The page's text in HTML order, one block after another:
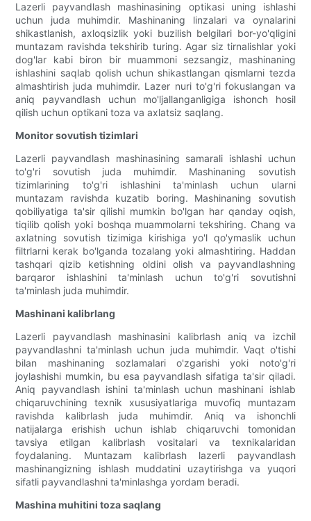
Lazerli payvandlash mashinasining optikasi uning ishlashi
uchun juda muhimdir. Mashinaning linzalari va oynalarini
shikastlanish, axloqsizlik yoki buzilish belgilari bor-yo'qligini
muntazam ravishda tekshirib turing. Agar siz tirnalishlar yoki
dog'lar kabi biron bir muammoni sezsangiz, mashinaning
ishlashini saqlab qolish uchun shikastlangan qismlarni tezda
almashtirish juda muhimdir. Lazer nuri to'g'ri fokuslangan va
aniq payvandlash uchun mo'ljallanganligiga ishonch hosil
qilish uchun optikani toza va axlatsiz saqlang.
Monitor sovutish tizimlari
Lazerli payvandlash mashinasining samarali ishlashi uchun
to'g'ri sovutish juda muhimdir. Mashinaning sovutish
tizimlarining to'g'ri ishlashini ta'minlash uchun ularni
muntazam ravishda kuzatib boring. Mashinaning sovutish
qobiliyatiga ta'sir qilishi mumkin bo'lgan har qanday oqish,
tiqilib qolish yoki boshqa muammolarni tekshiring. Chang va
axlatning sovutish tizimiga kirishiga yo'l qo'ymaslik uchun
filtrlarni kerak bo'lganda tozalang yoki almashtiring. Haddan
tashqari qizib ketishning oldini olish va payvandlashning
barqaror ishlashini ta'minlash uchun to'g'ri sovutishni
ta'minlash juda muhimdir.
Mashinani kalibrlang
Lazerli payvandlash mashinasini kalibrlash aniq va izchil
payvandlashni ta'minlash uchun juda muhimdir. Vaqt o'tishi
bilan mashinaning sozlamalari o'zgarishi yoki noto'g'ri
joylashishi mumkin, bu esa payvandlash sifatiga ta'sir qiladi.
Aniq payvandlash ishini ta'minlash uchun mashinani ishlab
chiqaruvchining texnik xususiyatlariga muvofiq muntazam
ravishda kalibrlash juda muhimdir. Aniq va ishonchli
natijalarga erishish uchun ishlab chiqaruvchi tomonidan
tavsiya etilgan kalibrlash vositalari va texnikalaridan
foydalaning. Muntazam kalibrlash lazerli payvandlash
mashinangizning ishlash muddatini uzaytirishga va yuqori
sifatli payvandlashni ta'minlashga yordam beradi.
Mashina muhitini toza saqlang